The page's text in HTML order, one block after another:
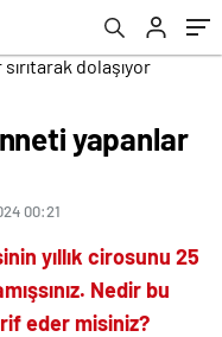
yapanlar
00:21
yıllık cirosunu 25
Nedir bu
eder misiniz?